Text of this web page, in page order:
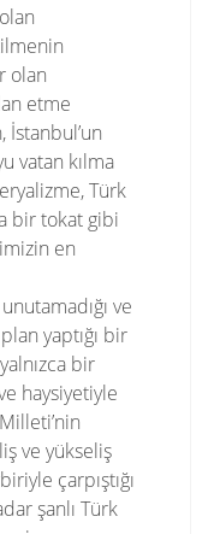
olan
etme
İstanbul’un
vatan kılma
Türk
bir tokat gibi
en
ve
yaptığı bir
bir
haysiyetiyle
ve yükseliş
çarpıştığı
şanlı Türk